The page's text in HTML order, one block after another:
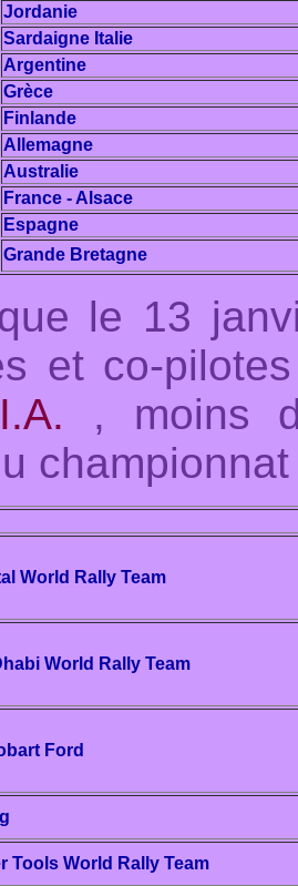
Jordanie
Sardaigne Italie
Argentine
Grèce
Finlande
Allemagne
Australie
France - Alsace
Espagne
Grande Bretagne
le 13
et co-
, moins
World Rally Team
World Rally Team
Ford
Tools World Rally Team